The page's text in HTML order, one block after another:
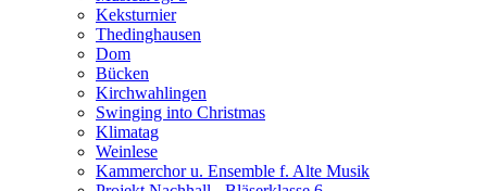
Keksturnier
Thedinghausen
Dom
Bücken
Kirchwahlingen
Swinging into Christmas
Klimatag
Weinlese
Kammerchor u. Ensemble f. Alte Musik